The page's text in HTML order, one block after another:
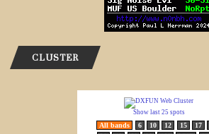
CLUSTER